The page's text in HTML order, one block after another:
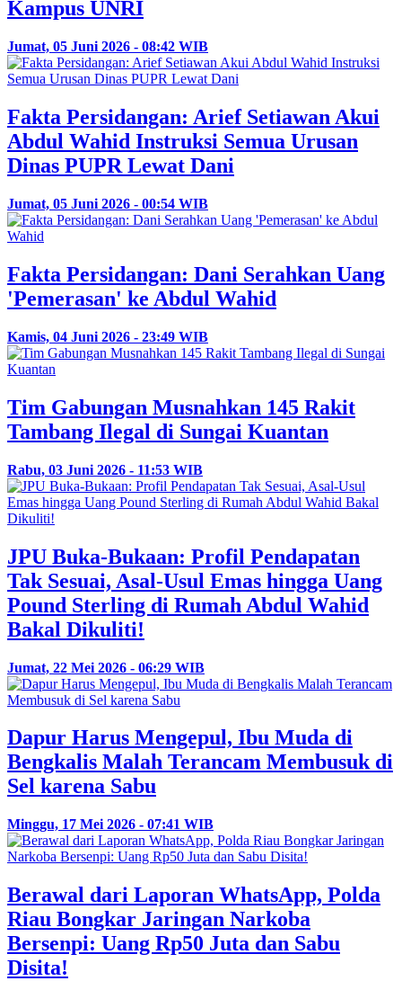
Kampus UNRI
Jumat, 05 Juni 2026 - 08:42 WIB
Fakta Persidangan: Arief Setiawan Akui
Abdul Wahid Instruksi Semua Urusan
Dinas PUPR Lewat Dani
Jumat, 05 Juni 2026 - 00:54 WIB
Fakta Persidangan: Dani Serahkan Uang
'Pemerasan' ke Abdul Wahid
Kamis, 04 Juni 2026 - 23:49 WIB
Tim Gabungan Musnahkan 145 Rakit
Tambang Ilegal di Sungai Kuantan
Rabu, 03 Juni 2026 - 11:53 WIB
JPU Buka-Bukaan: Profil Pendapatan
Tak Sesuai, Asal-Usul Emas hingga Uang
Pound Sterling di Rumah Abdul Wahid
Bakal Dikuliti!
Jumat, 22 Mei 2026 - 06:29 WIB
Dapur Harus Mengepul, Ibu Muda di
Bengkalis Malah Terancam Membusuk di
Sel karena Sabu
Minggu, 17 Mei 2026 - 07:41 WIB
Berawal dari Laporan WhatsApp, Polda
Riau Bongkar Jaringan Narkoba
Bersenpi: Uang Rp50 Juta dan Sabu
Disita!